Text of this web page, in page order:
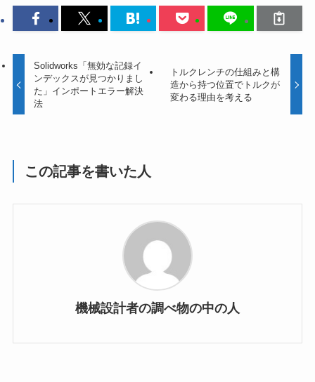
Solidworks「無効な記録イ
ンデックスが見つかりまし
た」インポートエラー解決
法
トルクレンチの仕組みと構
造から持つ位置でトルクが
変わる理由を考える
この記事を書いた人
機械設計者の調べ物の中の人